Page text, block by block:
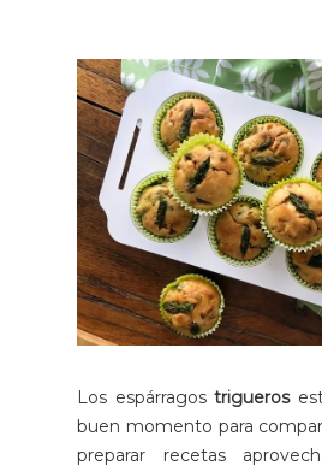
Los espárragostrigueros
buen momento para
preparar recetas